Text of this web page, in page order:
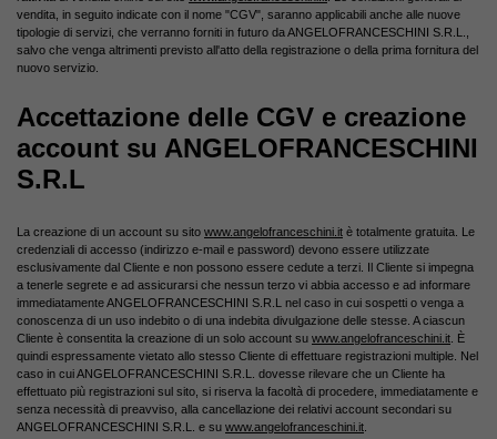
vendita, in seguito indicate con il nome "CGV", saranno applicabili anche alle nuove
tipologie di servizi, che verranno forniti in futuro da ANGELOFRANCESCHINI S.R.L.,
salvo che venga altrimenti previsto all'atto della registrazione o della prima fornitura del
nuovo servizio.
Accettazione delle CGV e creazione
account su ANGELOFRANCESCHINI
S.R.L
La creazione di un account su sito www.angelofranceschini.it è totalmente gratuita. Le
credenziali di accesso (indirizzo e-mail e password) devono essere utilizzate
esclusivamente dal Cliente e non possono essere cedute a terzi. Il Cliente si impegna
a tenerle segrete e ad assicurarsi che nessun terzo vi abbia accesso e ad informare
immediatamente ANGELOFRANCESCHINI S.R.L nel caso in cui sospetti o venga a
conoscenza di un uso indebito o di una indebita divulgazione delle stesse. A ciascun
Cliente è consentita la creazione di un solo account su www.angelofranceschini.it . È
quindi espressamente vietato allo stesso Cliente di effettuare registrazioni multiple. Nel
caso in cui ANGELOFRANCESCHINI S.R.L. dovesse rilevare che un Cliente ha
effettuato più registrazioni sul sito, si riserva la facoltà di procedere, immediatamente e
senza necessità di preavviso, alla cancellazione dei relativi account secondari su
ANGELOFRANCESCHINI S.R.L. e su www.angelofranceschini.it